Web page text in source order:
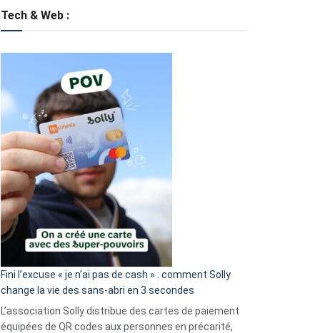
Tech & Web :
Fini l’excuse « je n’ai pas de cash » : comment Solly
change la vie des sans-abri en 3 secondes
L’association Solly distribue des cartes de paiement
équipées de QR codes aux personnes en précarité,